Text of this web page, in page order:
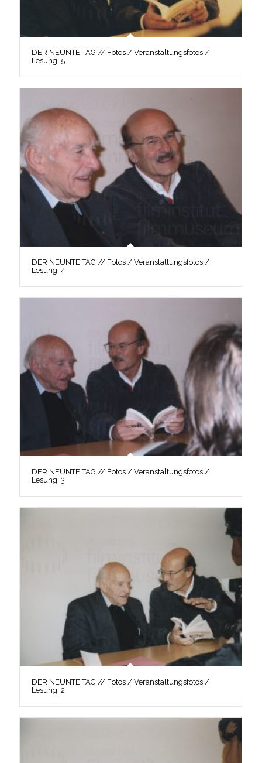
DER NEUNTE TAG // Fotos / Veranstaltungsfotos /
Lesung, 5
DER NEUNTE TAG // Fotos / Veranstaltungsfotos /
Lesung, 4
DER NEUNTE TAG // Fotos / Veranstaltungsfotos /
Lesung, 3
DER NEUNTE TAG // Fotos / Veranstaltungsfotos /
Lesung, 2